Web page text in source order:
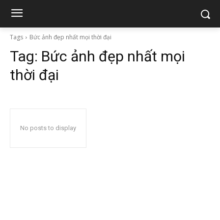
Tags Bức ảnh đẹp nhất mọi thời đại
Tag: Bức ảnh đẹp nhất mọi
thời đại
No posts to display